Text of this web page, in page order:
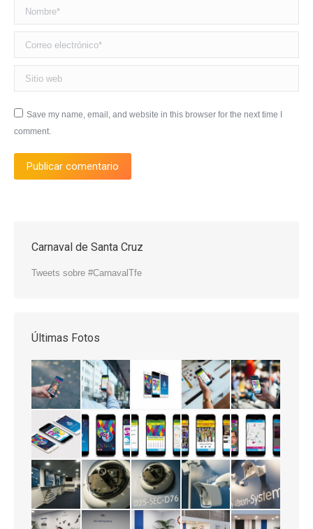
Nombre *
Correo electrónico *
Sitio web
Save my name, email, and website in this browser for the next time I
comment.
Publicar comentario
Carnaval de Santa Cruz
Tweets sobre #CarnavalTfe
Últimas Fotos